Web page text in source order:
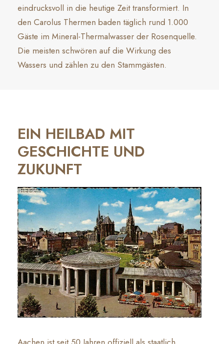
eindrucksvoll in die heutige Zeit transformiert. In
den Carolus Thermen baden täglich rund 1.000
Gäste im Mineral-Thermalwasser der Rosenquelle.
Die meisten schwören auf die Wirkung des
Wassers und zählen zu den Stammgästen.
EIN HEILBAD MIT
GESCHICHTE UND
ZUKUNFT